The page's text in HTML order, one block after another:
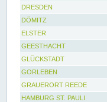
DRESDEN
DÖMITZ
ELSTER
GEESTHACHT
GLÜCKSTADT
GORLEBEN
GRAUERORT REEDE
HAMBURG ST. PAULI